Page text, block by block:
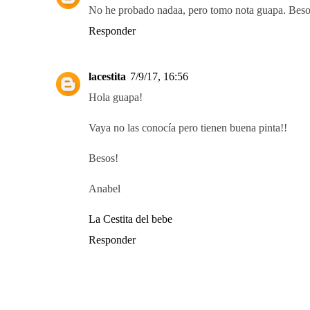
No he probado nadaa, pero tomo nota guapa.
Responder
lacestita 7/9/17, 16:56
Hola guapa!
Vaya no las conocía pero tienen buena pinta!!
Besos!
Anabel
La Cestita del bebe
Responder